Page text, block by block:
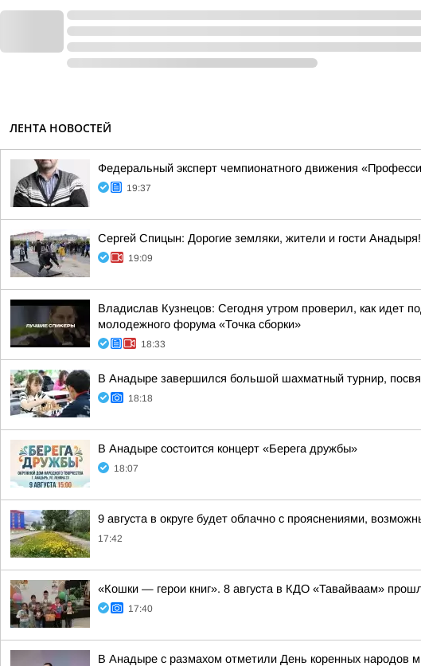
ЛЕНТА НОВОСТЕЙ
Федеральный эксперт чемпионатного движения
19:37
Сергей Спицын: Дорогие земляки, жители и гости Анадыря!
19:09
Владислав Кузнецов: Сегодня утром проверил, как идет
молодежного форума «Точка сборки»
18:33
В Анадыре завершился большой шахматный турнир,
18:18
В Анадыре состоится концерт «Берега дружбы»
18:07
9 августа в округе будет облачно с прояснениями,
17:42
«Кошки — герои книг». 8 августа в КДО «Тавайваам»
17:40
В Анадыре с размахом отметили День коренных народов